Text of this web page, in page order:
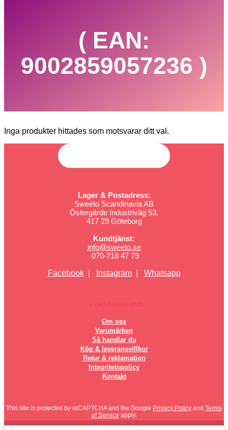
( EAN:
9002859057236 )
Inga produkter hittades som motsvarar ditt val.
Lager & Postadress:
Sweeto Scandinavia AB
Östergärde Industriväg 53,
417 29 Göteborg
Kundtjänst:
info@sweeto.se
070-718 47 79
Facebook| Instagram| Whatsapp
Om oss
Varumärken
Så handlar du
Köp & leveransvillkor
Retur & reklamation
Integritetspolicy
Kontakt
This site is protected by reCAPTCHA and the Google Privacy Policy and Terms
of Service apply.